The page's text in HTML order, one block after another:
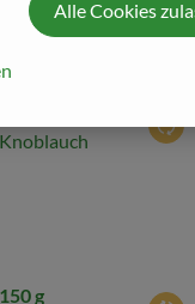
Knoblauch
150 g
Alle Cookies